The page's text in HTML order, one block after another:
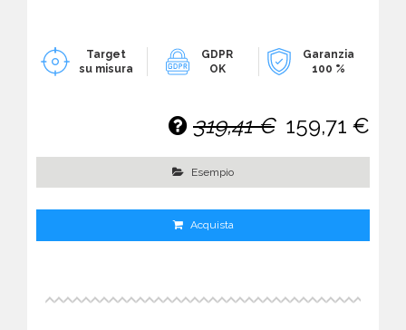
Target
su misura
GDPR
OK
Garanzia
100 %
319,41 € 159,71 €
Esempio
Acquista